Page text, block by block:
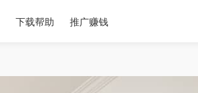
下载帮助 推广赚钱